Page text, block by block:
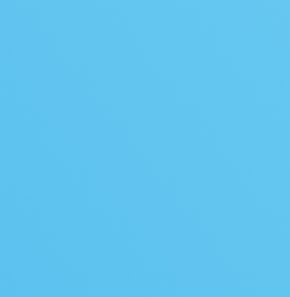
3ヶ月ほどかかるというのが
入社前の段階で「何をすべ
り、現場に入ってから迷いな
す。教育にかかる時間を短縮
は、人手が足りない現場にと
がれたのでしょうか？